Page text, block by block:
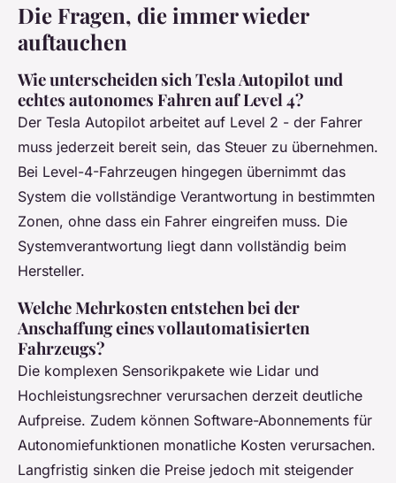
Die Fragen, die immer wieder
auftauchen
Wie unterscheiden sich Tesla Autopilot und
echtes autonomes Fahren auf Level 4?
Der Tesla Autopilot arbeitet auf Level 2 - der Fahrer
muss jederzeit bereit sein, das Steuer zu übernehmen.
Bei Level-4-Fahrzeugen hingegen übernimmt das
System die vollständige Verantwortung in bestimmten
Zonen, ohne dass ein Fahrer eingreifen muss. Die
Systemverantwortung liegt dann vollständig beim
Hersteller.
Welche Mehrkosten entstehen bei der
Anschaffung eines vollautomatisierten
Fahrzeugs?
Die komplexen Sensorikpakete wie Lidar und
Hochleistungsrechner verursachen derzeit deutliche
Aufpreise. Zudem können Software-Abonnements für
Autonomiefunktionen monatliche Kosten verursachen.
Langfristig sinken die Preise jedoch mit steigender